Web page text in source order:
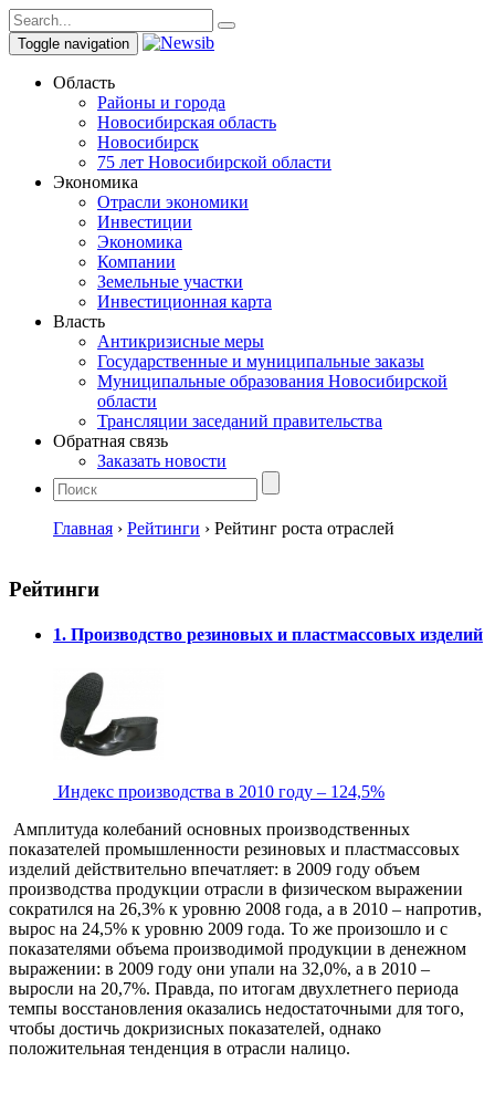
Toggle navigation
Область
Районы и города
Новосибирская область
Новосибирск
75 лет Новосибирской области
Экономика
Отрасли экономики
Инвестиции
Экономика
Компании
Земельные участки
Инвестиционная карта
Власть
Антикризисные меры
Государственные и муниципальные заказы
Муниципальные образования Новосибирской
области
Трансляции заседаний правительства
Обратная связь
Заказать новости
Главная › Рейтинги › Рейтинг роста отраслей
Рейтинги
1. Производство резиновых и пластмассовых изделий
Индекс производства в 2010 году – 124,5%
Амплитуда колебаний основных производственных
показателей промышленности резиновых и пластмассовых
изделий действительно впечатляет: в 2009 году объем
производства продукции отрасли в физическом выражении
сократился на 26,3% к уровню 2008 года, а в 2010 – напротив,
вырос на 24,5% к уровню 2009 года. То же произошло и с
показателями объема производимой продукции в денежном
выражении: в 2009 году они упали на 32,0%, а в 2010 –
выросли на 20,7%. Правда, по итогам двухлетнего периода
темпы восстановления оказались недостаточными для того,
чтобы достичь докризисных показателей, однако
положительная тенденция в отрасли налицо.